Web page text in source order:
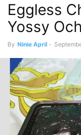
Eggless
Yossy
By Ninie April -